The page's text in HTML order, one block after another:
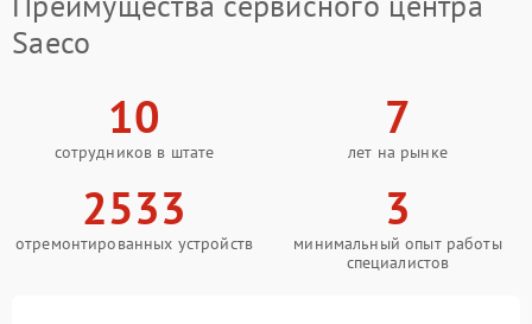
Saeco
10
сотрудников в штате
7
лет на рынке
2533
отремонтированных устройств
3
минимальный опыт работы
специалистов